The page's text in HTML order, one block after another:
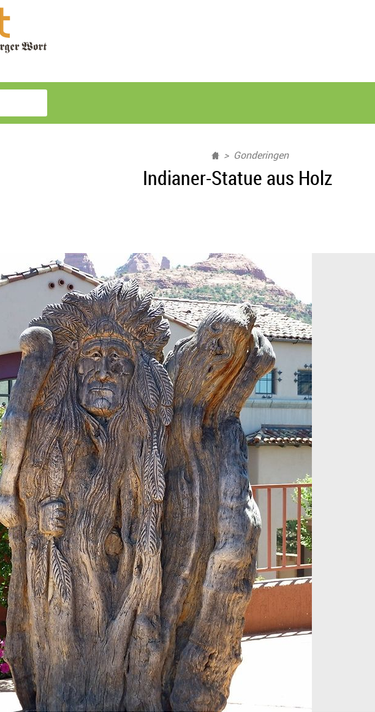
Gonderingen
Indianer-Statue aus Holz